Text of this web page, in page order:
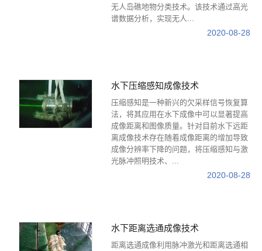
无人岛礁地物分类技术。该技术通过高光
谱数据分析，实现无人...
2020-08-28
水下压缩感知成像技术
压缩感知是一种新兴的欠采样信号恢复算
法，将其应用在水下成像中可以显著提高
成像距离和图像质量。针对目前水下远距
离成像技术存在随着成像距离的增加导致
成像分辨率下降的问题，将压缩感知与激
光脉冲照明技术、...
2020-08-28
水下距离选通成像技术
距离选通成像利用脉冲激光和距离选通相